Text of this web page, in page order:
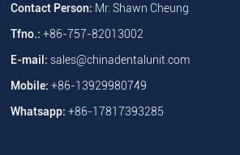
Contact Person: Mr. Shawn Cheung
Tfno.:+86-757-82013002
E-mail: sales@chinadentalunit.com
Mobile:+86-13929980749
Whatsapp: +86-17817393285